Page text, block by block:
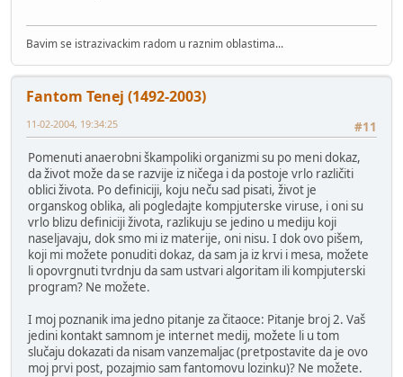
Bavim se istrazivackim radom u raznim oblastima...
Fantom Tenej (1492-2003)
#11
11-02-2004, 19:34:25
Pomenuti anaerobni škampoliki organizmi su po meni dokaz,
da život može da se razvije iz ničega i da postoje vrlo različiti
oblici života. Po definiciji, koju neču sad pisati, život je
organskog oblika, ali pogledajte kompjuterske viruse, i oni su
vrlo blizu definiciji života, razlikuju se jedino u mediju koji
naseljavaju, dok smo mi iz materije, oni nisu. I dok ovo pišem,
koji mi možete ponuditi dokaz, da sam ja iz krvi i mesa, možete
li opovrgnuti tvrdnju da sam ustvari algoritam ili kompjuterski
program? Ne možete.
I moj poznanik ima jedno pitanje za čitaoce: Pitanje broj 2. Vaš
jedini kontakt samnom je internet medij, možete li u tom
slučaju dokazati da nisam vanzemaljac (pretpostavite da je ovo
moj prvi post, pozajmio sam fantomovu lozinku)? Ne možete.